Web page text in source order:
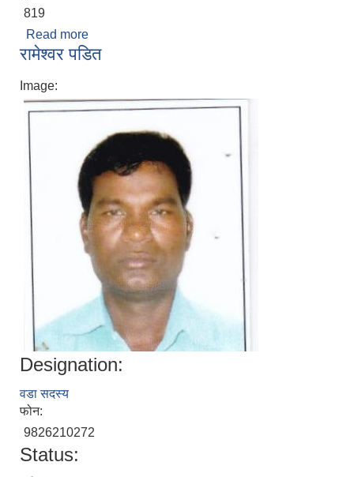
819
Read more
रामेश्वर पडित
Image:
Designation:
वडा सदस्य
फोन:
9826210272
Status: